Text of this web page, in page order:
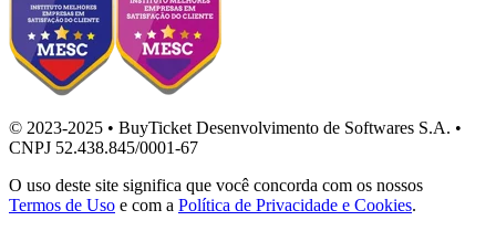
© 2023-2025 • BuyTicket Desenvolvimento de Softwares S.A. •
CNPJ 52.438.845/0001-67
O uso deste site significa que você concorda com os nossos
Termos de Uso e com a Política de Privacidade e Cookies.